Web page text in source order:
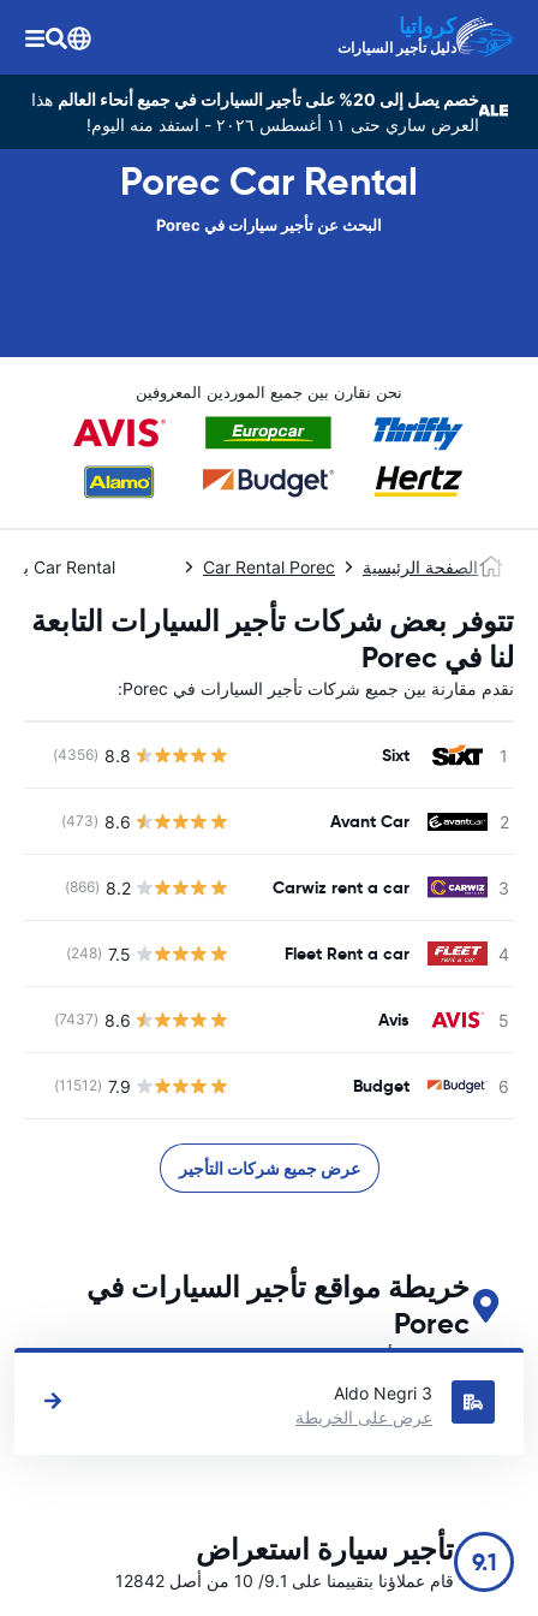
كرواتيا
دليل تأجير السيارات
خصم يصل إلى 20% على تأجير السيارات في جميع أنحاء العالم
هذا
العرض ساري حتى ١١ أغسطس ٢٠٢٦ - استفد منه اليوم!
Porec Car Rental
البحث عن تأجير سيارات في Porec
نحن نقارن بين جميع الموردين المعروفين
الصفحة الرئيسية Car Rental Porec Car Rental بريك
تتوفر بعض شركات تأجير السيارات التابعة
لنا في Porec
نقدم مقارنة بين جميع شركات تأجير السيارات في Porec:
Sixt
8.8
(4356)
Avant Car
8.6
(473)
Carwiz rent a car
8.2
(866)
Fleet Rent a car
7.5
(248)
Avis
8.6
(7437)
Budget
7.9
(11512)
عرض جميع شركات التأجير
خريطة مواقع تأجير السيارات في
Porec
اطلع على مواقع تأجير السيارات الرئيسية لدينا في Porec
Aldo Negri 3
عرض على الخريطة
9.1 تأجير سيارة استعراض
قام عملاؤنا بتقييمنا على 9.1/ 10 من أصل 12842